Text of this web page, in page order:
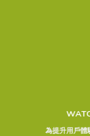
為提升用戶體